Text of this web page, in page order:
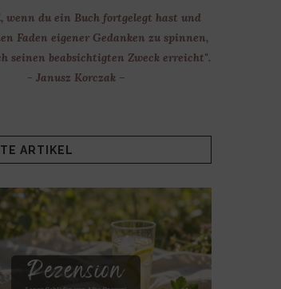
wenn du ein Buch fortgelegt hast und
Faden eigener Gedanken zu spinnen,
seinen beabsichtigten Zweck erreicht".
- Janusz Korczak –
ARTIKEL